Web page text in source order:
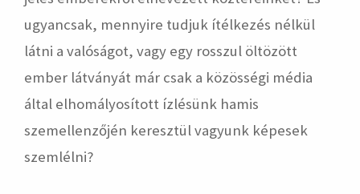
ugyancsak, mennyire tudjuk ítélkezés nélkül
látni a valóságot, vagy egy rosszul öltözött
ember látványát már csak a közösségi média
által elhomályosított ízlésünk hamis
szemellenzőjén keresztül vagyunk képesek
szemlélni?